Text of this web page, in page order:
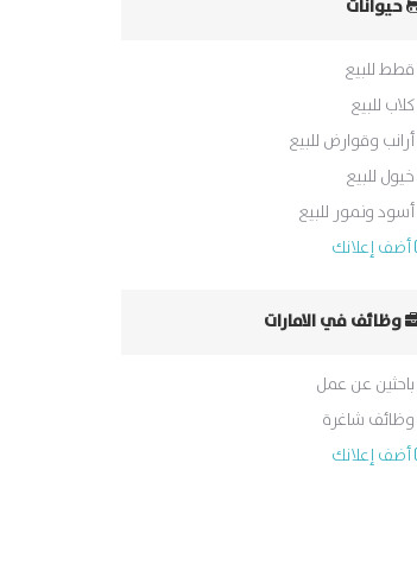
حيوانات
قطط للبيع
كلاب للبيع
أرانب وقوارض للبيع
خيول للبيع
أسود ونمور للبيع
أضف إعلانك
وظائف في الامارات
باحثين عن عمل
وظائف شاغرة
أضف إعلانك